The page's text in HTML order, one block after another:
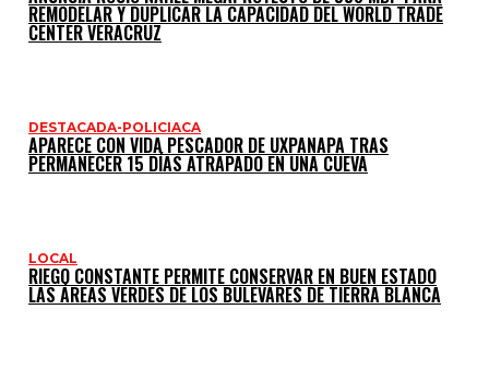
REMODELAR Y DUPLICAR LA CAPACIDAD DEL WORLD TRADE
CENTER VERACRUZ
DESTACADA-POLICIACA
APARECE CON VIDA PESCADOR DE UXPANAPA TRAS
PERMANECER 15 DÍAS ATRAPADO EN UNA CUEVA
LOCAL
RIEGO CONSTANTE PERMITE CONSERVAR EN BUEN ESTADO
LAS ÁREAS VERDES DE LOS BULEVARES DE TIERRA BLANCA